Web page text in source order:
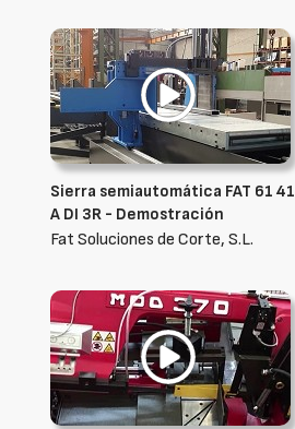
Sierra semiautomática FAT 61 41
A DI 3R - Demostración
Fat Soluciones de Corte, S.L.